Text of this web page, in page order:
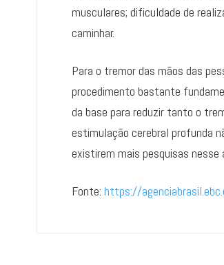
musculares; dificuldade de
caminhar.
Para o tremor das mãos das
procedimento bastante
da base para reduzir tanto o
estimulação cerebral profunda
existirem mais pesquisas nesse
Fonte: https://